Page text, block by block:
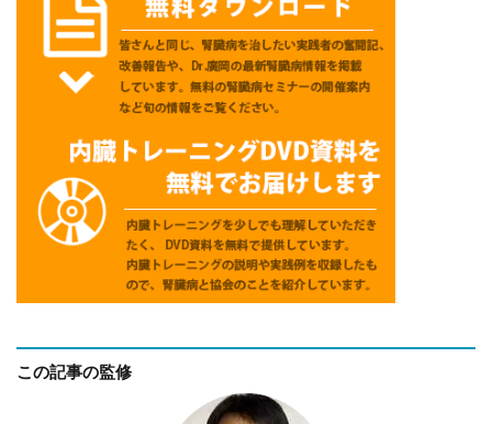
この記事の監修